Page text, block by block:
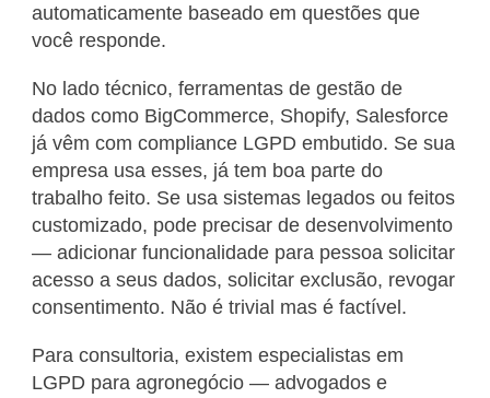
automaticamente baseado em questões que
você responde.
No lado técnico, ferramentas de gestão de
dados como BigCommerce, Shopify, Salesforce
já vêm com compliance LGPD embutido. Se sua
empresa usa esses, já tem boa parte do
trabalho feito. Se usa sistemas legados ou feitos
customizado, pode precisar de desenvolvimento
— adicionar funcionalidade para pessoa solicitar
acesso a seus dados, solicitar exclusão, revogar
consentimento. Não é trivial mas é factível.
Para consultoria, existem especialistas em
LGPD para agronegócio — advogados e